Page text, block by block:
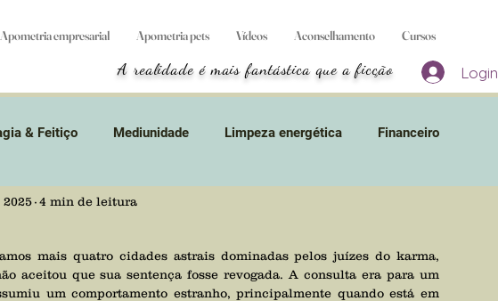
Apometria empresarial Apometria pets Vídeos Aconselhamento Cursos
A realidade é mais fantástica que a ficção Login
& Feitiço Mediunidade Limpeza energética Financeiro
Suicídio
Apometria Games Terapias & Cursos Aborto & Gravidez
4 min de leitura
aceitou que sua sentença fosse revogada. A consulta era para um
um comportamento estranho, principalmente quando está em